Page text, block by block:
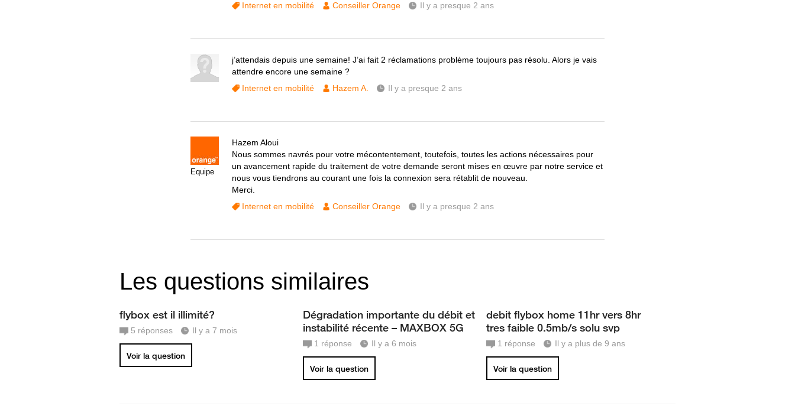
Internet en mobilité
Conseiller Orange Il y a presque 2 ans
j’attendais depuis une semaine! J’ai fait 2 réclamations problème toujours pas résolu. Alors je vais
attendre encore une semaine ?
Internet en mobilité
Hazem A. Il y a presque 2 ans
Equipe
Hazem Aloui
Nous sommes navrés pour votre mécontentement, toutefois, toutes les actions nécessaires pour
un avancement rapide du traitement de votre demande seront mises en œuvre par notre service et
nous vous tiendrons au courant une fois la connexion sera rétablit de nouveau.
Merci.
Internet en mobilité
Conseiller Orange Il y a presque 2 ans
Les questions similaires
flybox est il illimité?
5 réponses Il y a 7 mois
Voir la question
Dégradation importante du débit et
instabilité récente – MAXBOX 5G
1 réponse Il y a 6 mois
Voir la question
debit flybox home 11hr vers 8hr
tres faible 0.5mb/s solu svp
1 réponse Il y a plus de 9 ans
Voir la question